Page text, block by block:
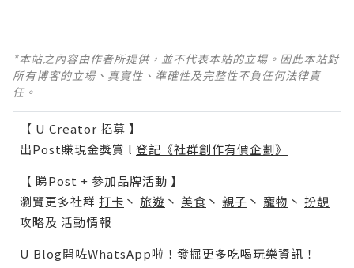
*本站之內容由作者所提供，並不代表本站的立場。因此本站對
所有博客的立場、真實性、準確性及完整性不負任何法律責
任。
【 U Creator 招募 】
出Post賺現金獎賞 l 登記《社群創作有價企劃》
【 睇Post + 參加品牌活動 】
瀏覽更多社群 打卡 丶 旅遊 丶 美食 丶 親子 丶 寵物 丶 扮靚
攻略及 活動情報
U Blog開咗WhatsApp啦！發掘更多吃喝玩樂資訊！